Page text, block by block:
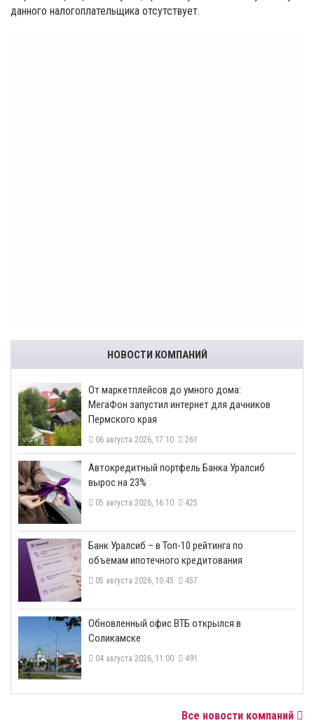
данного налогоплательщика отсутствует.
НОВОСТИ КОМПАНИЙ
От маркетплейсов до умного дома:
МегаФон запустил интернет для дачников
Пермского края
06 августа 2026, 17:10 261
​Автокредитный портфель Банка Уралсиб
вырос на 23%
05 августа 2026, 16:10 425
​Банк Уралсиб – в Топ-10 рейтинга по
объемам ипотечного кредитования
05 августа 2026, 10:45 457
​Обновленный офис ВТБ открылся в
Соликамске
04 августа 2026, 11:00 491
Все новости компаний